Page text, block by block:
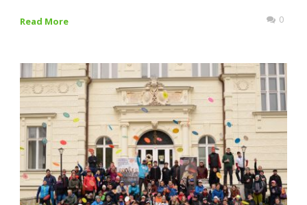
Read More 0